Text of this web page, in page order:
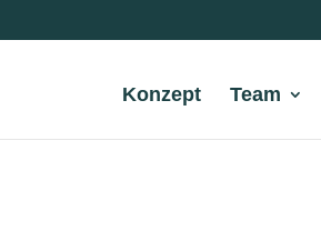
Konzept Team